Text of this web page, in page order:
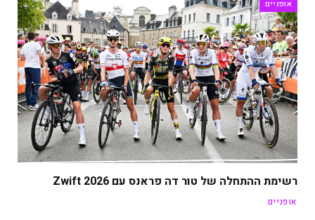
אופניים
רשימת ההתחלה של טור דה פראנס עם Zwift 2026
אופניים